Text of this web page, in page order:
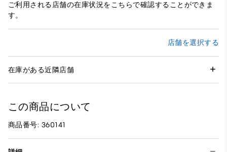
ご利用される店舗の在庫状況をこちらで確認することができま
す。
店舗を選択する
在庫がある近隣店舗
この商品について
商品番号: 360141